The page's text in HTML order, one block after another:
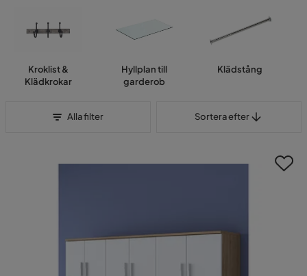
Kroklist &
Klädkrokar
Hyllplan till
garderob
Klädstång
Alla filter Sortera efter